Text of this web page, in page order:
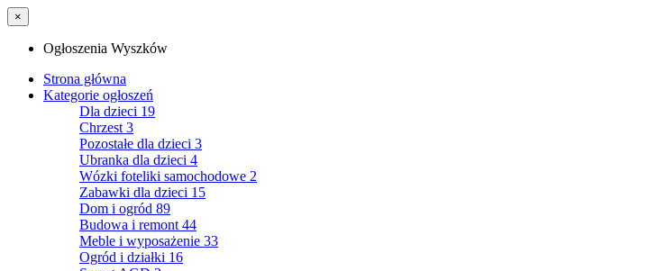
×
Ogłoszenia Wyszków
Strona główna
Kategorie ogłoszeń
Dla dzieci 19
Chrzest 3
Pozostałe dla dzieci 3
Ubranka dla dzieci 4
Wózki foteliki samochodowe 2
Zabawki dla dzieci 15
Dom i ogród 89
Budowa i remont 44
Meble i wyposażenie 33
Ogród i działki 16